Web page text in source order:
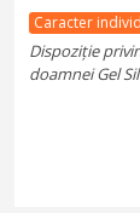
Caracter
Dispoziție
doamnei Gel